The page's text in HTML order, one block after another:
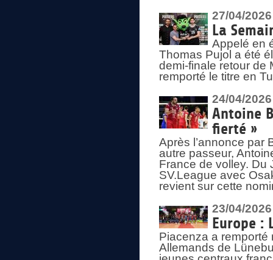
27/04/2026
La
Appelé en
Thomas Pujol a été
demi-finale retour de
remporté le titre en
24/04/2026
Antoine
fierté »
Après l’annonce par
autre passeur,
France de volley. Du
SV.League avec
revient sur cette
23/04/2026
Europe :
Piacenza a remporté
Allemands de